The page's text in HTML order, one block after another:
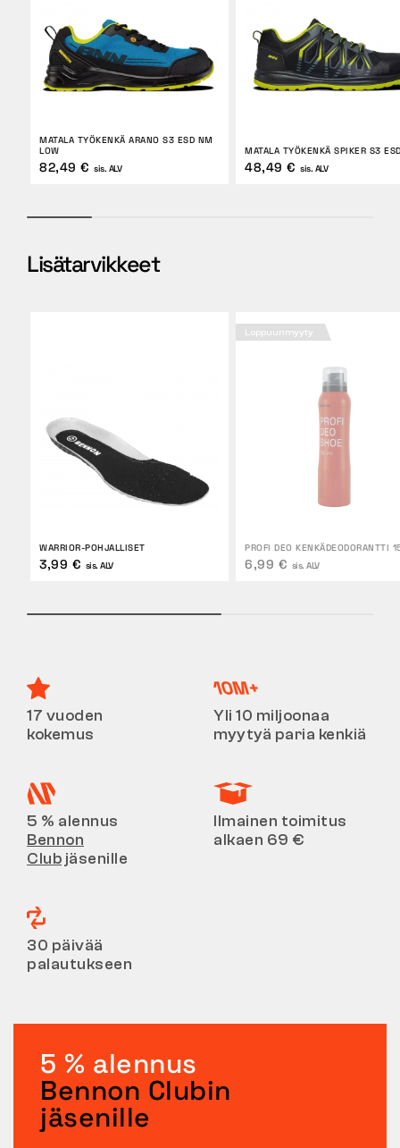
MATALA TYÖKENKÄ ARANO S3 ESD NM
LOW
82,49 € sis. ALV
MATALA TYÖKENKÄ SPIKER S3
48,49 € sis. ALV
Lisätarvikkeet
WARRIOR-POHJALLISET
3,99 € sis. ALV
Loppuunmyyty
PROFI DEO KENKÄDEODORANTTI
6,99 € sis. ALV
17 vuoden
kokemus
Yli 10 miljoonaa
myytyä paria kenkiä
5 % alennus
Bennon
Club jäsenille
Ilmainen toimitus
alkaen 69 €
30 päivää
palautukseen
5 % alennus
Bennon Clubin
jäsenille